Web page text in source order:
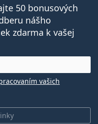
50 bonusových
nášho
zdarma k vašej
vašich